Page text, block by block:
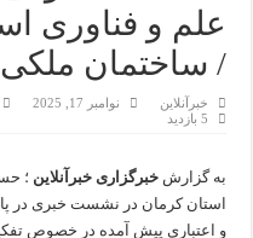
علم و فناوری
/ ساختمان ملکی
خبرآنلاین نوامبر 17, 2025
5 بازدید
به گزارشخبرگزاری خبرآنلاین ؛
استان کرمان در نشست خبری در
و اعتباری پیش آمده در خصوص